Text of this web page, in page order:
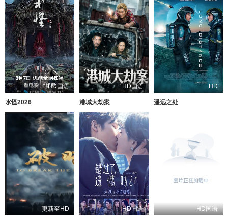
HD国语
水怪2026
HD国语
港城大劫案
HD
遥远之处
更新至HD HD国语 HD国语